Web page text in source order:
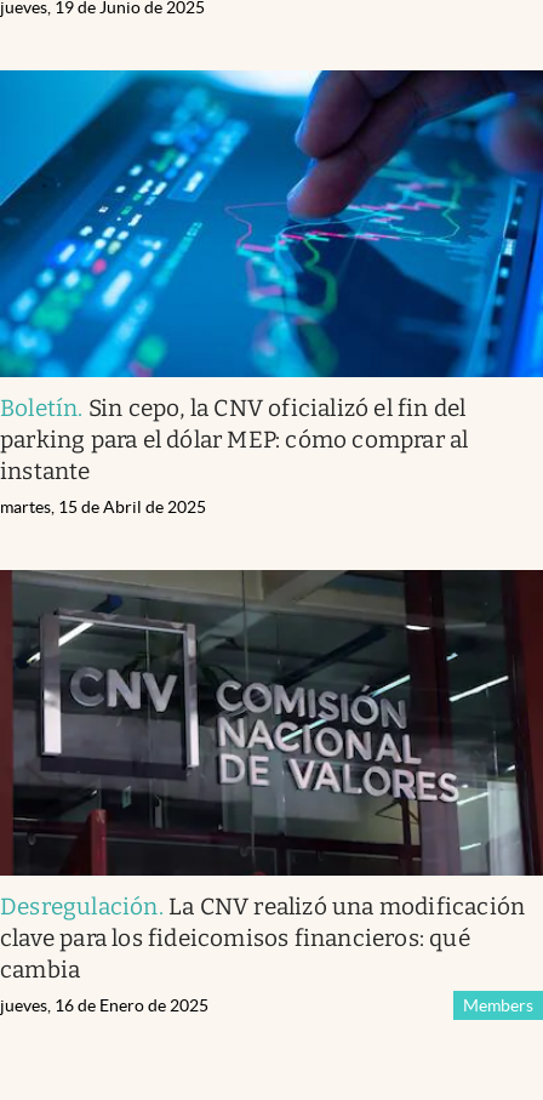
jueves, 19 de Junio de 2025
Boletín. Sin cepo, la CNV oficializó el fin del
parking para el dólar MEP: cómo comprar al
instante
martes, 15 de Abril de 2025
Desregulación. La CNV realizó una modificación
clave para los fideicomisos financieros: qué
cambia
Members
jueves, 16 de Enero de 2025